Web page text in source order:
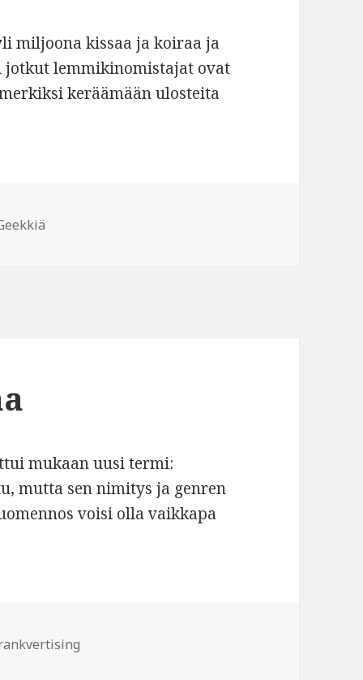
miljoona kissaa ja koiraa ja
lemmikinomistajat ovat
keräämään ulosteita
mukaan uusi termi:
mutta sen nimitys ja genren
voisi olla vaikkapa